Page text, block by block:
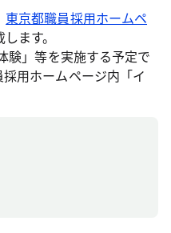
東京都職員採用ホームペ
ます。
」等を実施する予定で
用ホームページ内「イ